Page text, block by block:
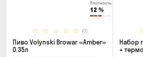
Плотность
12 %
(0)
Пиво Volynski Browar «Amber»
0.35л
Набор
+